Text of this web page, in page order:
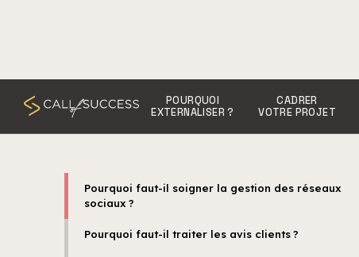
POURQUOI
EXTERNALISER ?
CADRER
VOTRE PROJET
Pourquoi faut-il soigner la gestion des réseaux
sociaux ?
Pourquoi faut-il traiter les avis clients ?